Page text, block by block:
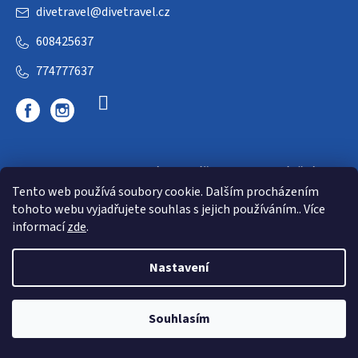
Tento web používá soubory cookie. Dalším procházením
tohoto webu vyjadřujete souhlas s jejich používáním.. Více
informacízde.
Nastavení
Souhlasím
divetravel@divetravel.cz
608425637
774777637
DIVETRAVEL - cestovní kancelář - cesty za potápěním
Shoptet |mime digital
Copyright 2026E-dive. Všechna práva vyhrazena.